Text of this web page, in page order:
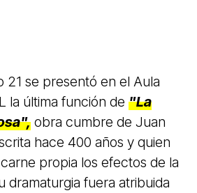
21 se presentó en el Aula
la última función de "La
obra cumbre de Juan
hace 400 años y quien
propia los efectos de la
dramaturgia fuera atribuida